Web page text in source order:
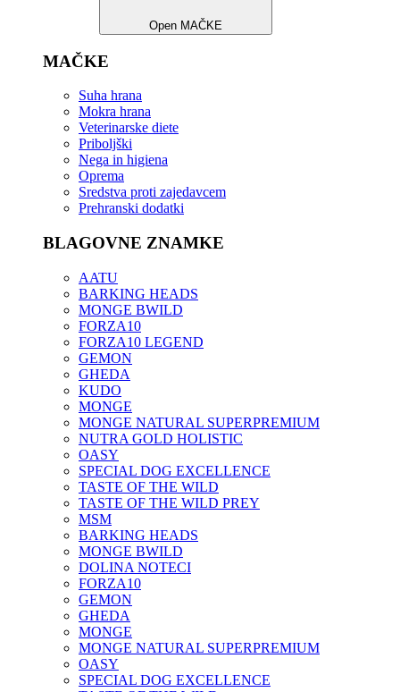
Open MAČKE
MAČKE
Suha hrana
Mokra hrana
Veterinarske diete
Priboljški
Nega in higiena
Oprema
Sredstva proti zajedavcem
Prehranski dodatki
BLAGOVNE ZNAMKE
AATU
BARKING HEADS
MONGE BWILD
FORZA10
FORZA10 LEGEND
GEMON
GHEDA
KUDO
MONGE
MONGE NATURAL SUPERPREMIUM
NUTRA GOLD HOLISTIC
OASY
SPECIAL DOG EXCELLENCE
TASTE OF THE WILD
TASTE OF THE WILD PREY
MSM
BARKING HEADS
MONGE BWILD
DOLINA NOTECI
FORZA10
GEMON
GHEDA
MONGE
MONGE NATURAL SUPERPREMIUM
OASY
SPECIAL DOG EXCELLENCE